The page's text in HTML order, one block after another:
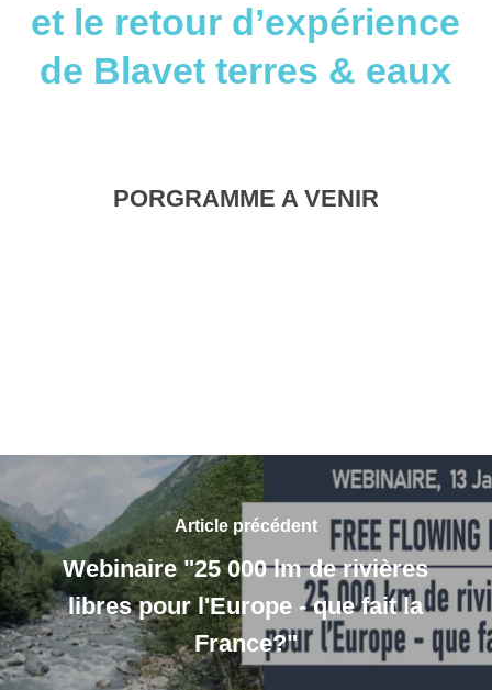
et le retour d’expérience
de Blavet terres & eaux
PORGRAMME A VENIR
Article précédent
Webinaire "25 000 lm de rivières
libres pour l'Europe - que fait la
France?"